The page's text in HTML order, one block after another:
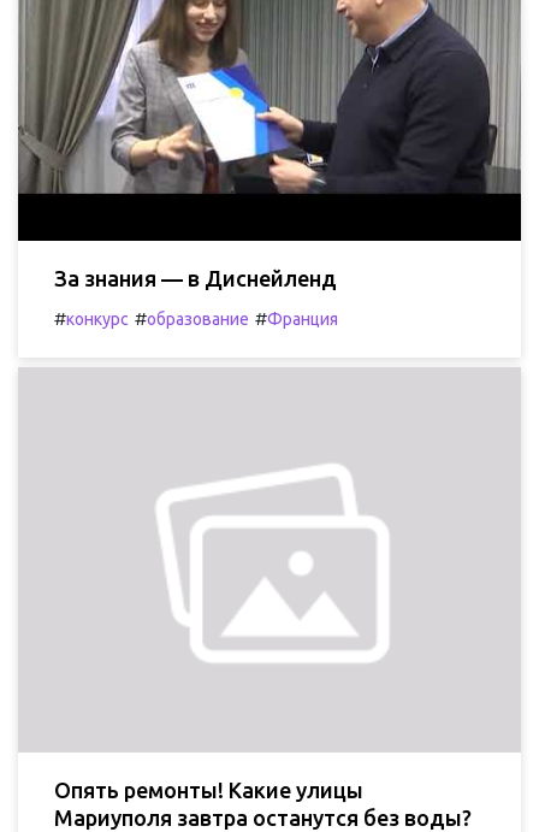
За знания — в Диснейленд
#конкурс #образование #Франция
Опять ремонты! Какие улицы
Мариуполя завтра останутся без воды?